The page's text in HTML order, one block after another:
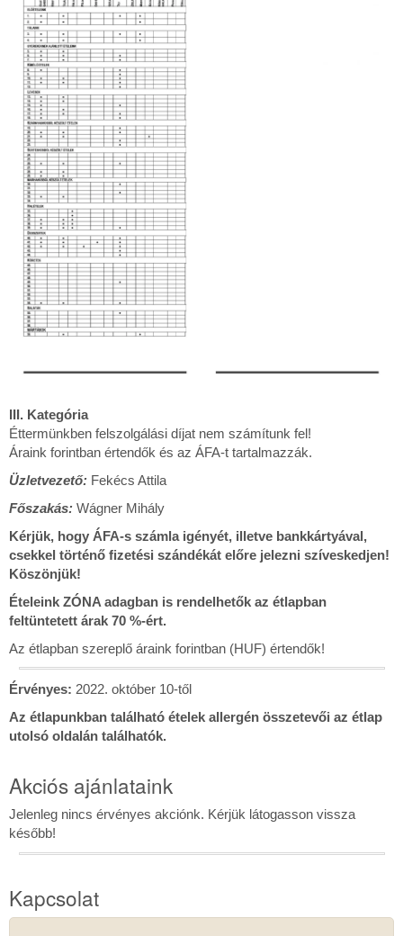
Allergének
III. Kategória
Éttermünkben felszolgálási díjat nem számítunk fel!
Áraink forintban értendők és az ÁFA-t tartalmazzák.
Üzletvezető: Fekécs Attila
Főszakás: Wágner Mihály
Kérjük, hogy ÁFA-s számla igényét, illetve bankkártyával,
csekkel történő fizetési szándékát előre jelezni szíveskedjen!
Köszönjük!
Ételeink ZÓNA adagban is rendelhetők az étlapban
feltüntetett árak 70 %-ért.
Az étlapban szereplő áraink forintban (HUF) értendők!
Érvényes: 2022. október 10-től
Az étlapunkban található ételek allergén összetevői az étlap
utolsó oldalán találhatók.
Akciós ajánlataink
Jelenleg nincs érvényes akciónk. Kérjük látogasson vissza
később!
Kapcsolat